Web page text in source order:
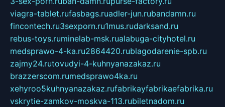
viagra-tablet.rufasbags.ruadler-jun.rubandamn.ru
fincontech.ru3sexporn.ru1mus.rudarksand.ru
rebus-toys.ruminelab-msk.rualabuga-cityhotel.ru
medsprawo-4-ka.ru2864420.rublagodarenie-spb.ru
zajmy24.rutovudyi-4-kuhnyanazakaz.ru
brazzerscom.rumedsprawo4ka.ru
xehyroo5kuhnyanazakaz.rufabrikayfabrikaefabrika.ru
vskrytie-zamkov-moskva-113.rubiletnadom.ru